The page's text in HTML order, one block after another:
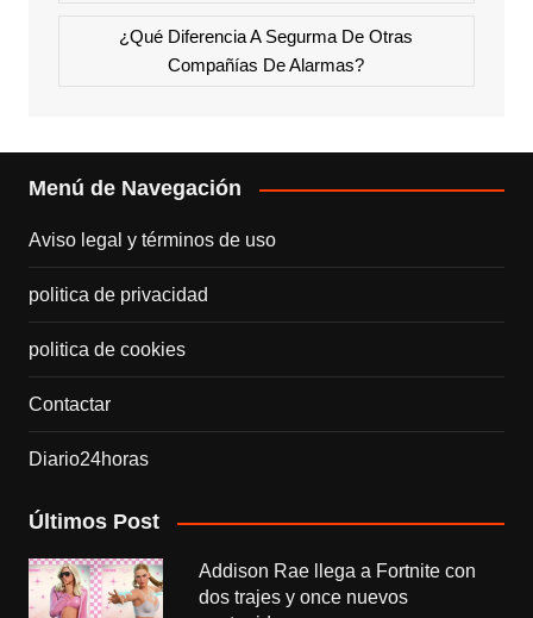
¿Qué Diferencia A Segurma De Otras
Compañías De Alarmas?
Menú de Navegación
Aviso legal y términos de uso
politica de privacidad
politica de cookies
Contactar
Diario24horas
Últimos Post
Addison Rae llega a Fortnite con
dos trajes y once nuevos